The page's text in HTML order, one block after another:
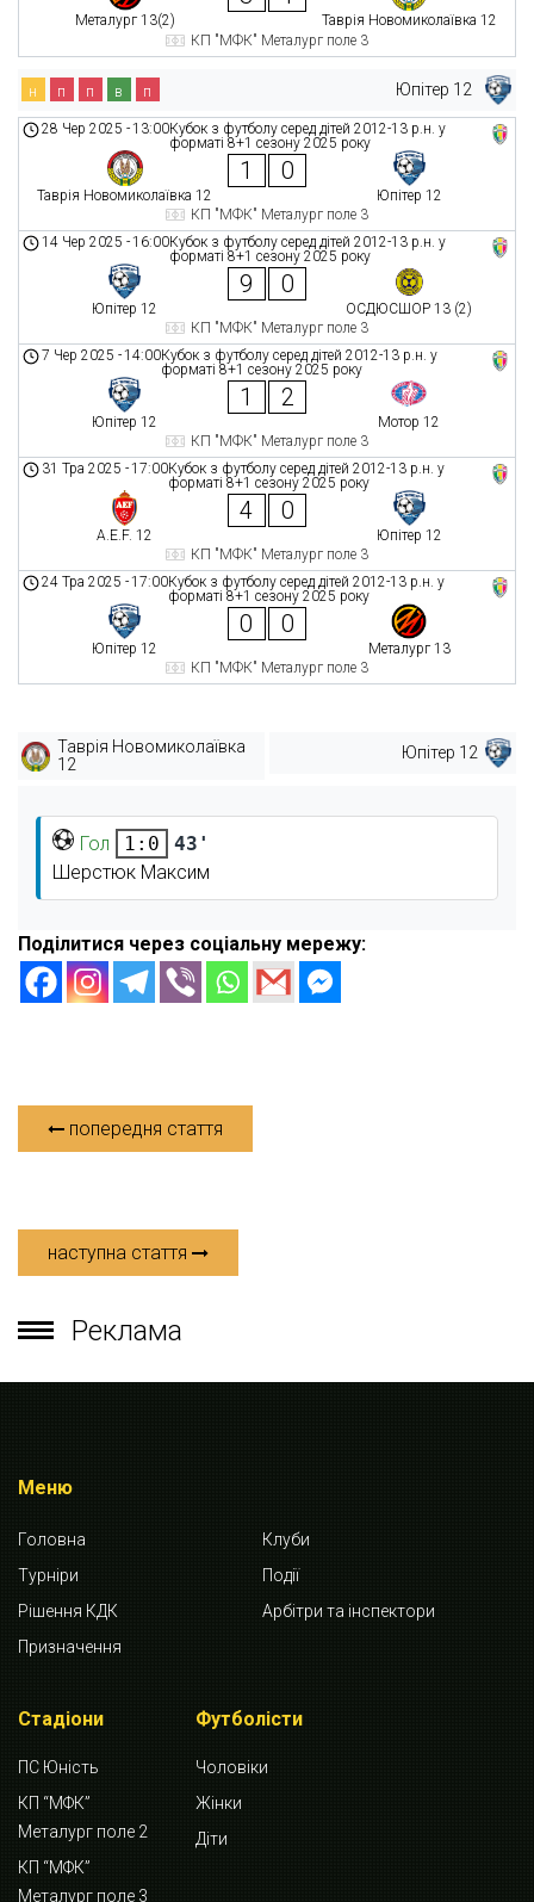
Металург 13(2)
Таврія Новомиколаївка 12
КП "МФК" Металург поле 3
Юпітер 12
н п п в п
Кубок з футболу серед дітей 2012-13 р.н. у
форматі 8+1 сезону 2025 року
28 Чер 2025 -13:00
Таврія Новомиколаївка 12
1 0
Юпітер 12
КП "МФК" Металург поле 3
Кубок з футболу серед дітей 2012-13 р.н. у
форматі 8+1 сезону 2025 року
14 Чер 2025 -16:00
Юпітер 12
9 0
ОСДЮСШОР 13 (2)
КП "МФК" Металург поле 3
Кубок з футболу серед дітей 2012-13 р.н. у
форматі 8+1 сезону 2025 року
7 Чер 2025 -14:00
Юпітер 12
1 2
Мотор 12
КП "МФК" Металург поле 3
Кубок з футболу серед дітей 2012-13 р.н. у
форматі 8+1 сезону 2025 року
31 Тра 2025 -17:00
A.E.F. 12
4 0
Юпітер 12
КП "МФК" Металург поле 3
Кубок з футболу серед дітей 2012-13 р.н. у
форматі 8+1 сезону 2025 року
24 Тра 2025 -17:00
Юпітер 12
0 0
Металург 13
КП "МФК" Металург поле 3
Таврія Новомиколаївка
12
Юпітер 12
Гол 1:0
43'
Шерстюк Максим
Поділитися через соціальну мережу:
попередня стаття
наступна стаття
Реклама
Меню
Головна
Клуби
Турніри
Події
Рішення КДК
Арбітри та інспектори
Призначення
Стадіони
ПС Юність
КП “МФК”
Металург поле 2
КП “МФК”
Металург поле 3
Футболісти
Чоловіки
Жінки
Діти